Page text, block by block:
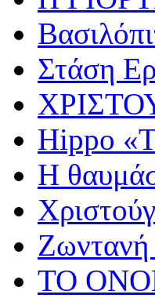
Στάση
Hippo
Η
Ζωντανή
ΤΟ